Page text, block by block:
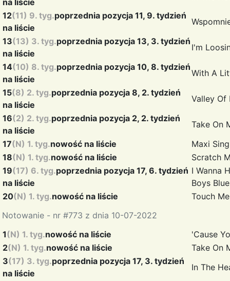
Notowanie - nr #773 z dnia 10-07-2022
na liście
12(11) 9. tyg.poprzednia pozycja 11, 9. tydzień
na liście
13(13) 3. tyg.poprzednia pozycja 13, 3. tydzień
na liście
I'm
14(10) 8. tyg.poprzednia pozycja 10, 8. tydzień
na liście
With A
15(8) 2. tyg.poprzednia pozycja 8, 2. tydzień
na liście
Valley
16(2) 2. tyg.poprzednia pozycja 2, 2. tydzień
na liście
Take On
17(N) 1. tyg.nowość na liście
Maxi
18(N) 1. tyg.nowość na liście
Scratch
19(17) 6. tyg.poprzednia pozycja 17, 6. tydzień
na liście
I Wanna
Boys Blue
20(N) 1. tyg.nowość na liście Touch
1(N) 1. tyg.nowość na liście
'Cause
2(N) 1. tyg.nowość na liście
Take On
3(17) 3. tyg.poprzednia pozycja 17, 3. tydzień
na liście
In The